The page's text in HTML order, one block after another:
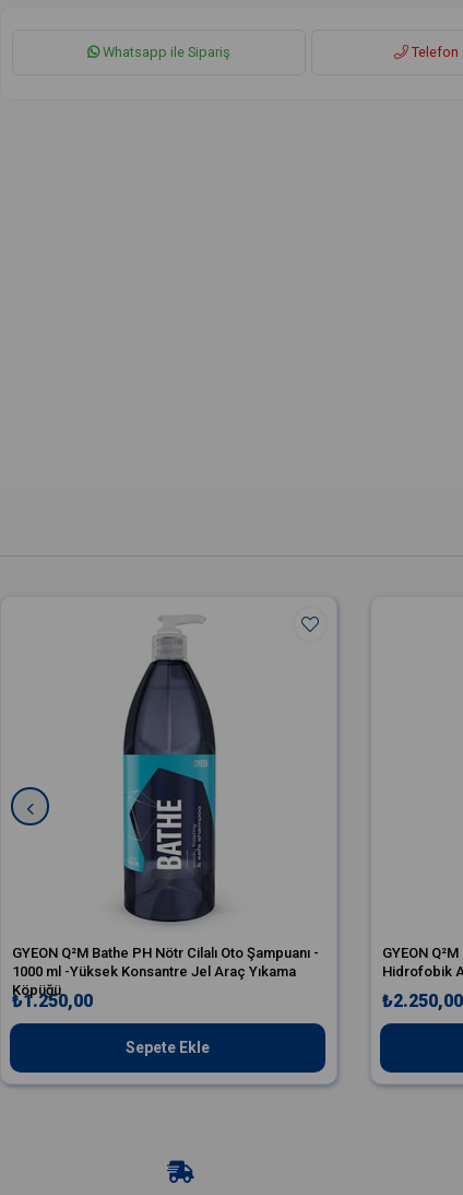
Whatsapp ile Sipariş Telefon
GYEON Q²M Bathe PH Nötr Cilalı Oto Şampuanı -
1000 ml -Yüksek Konsantre Jel Araç Yıkama
Köpüğü
₺1.250,00
Sepete Ekle
GYEON
Hidrofobik
₺2.250,00